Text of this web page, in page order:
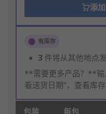
添
有库存
3 件将从其他地点
**需要更多产品？**输
看送货日期”，查看库存
包装 每包